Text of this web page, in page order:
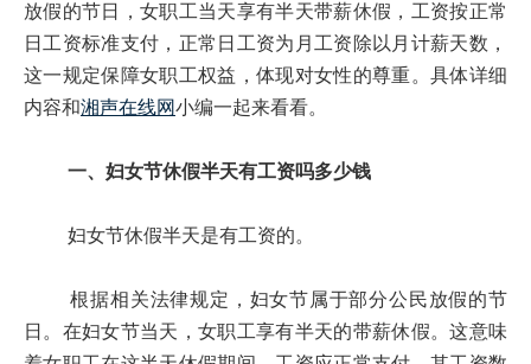
放假的节日，女职工当天享有半天带薪休假，工资按正常
日工资标准支付，正常日工资为月工资除以月计薪天数，
这一规定保障女职工权益，体现对女性的尊重。具体详细
内容和湘声在线网小编一起来看看。
一、妇女节休假半天有工资吗多少钱
妇女节休假半天是有工资的。
根据相关法律规定，妇女节属于部分公民放假的节
日。在妇女节当天，女职工享有半天的带薪休假。这意味